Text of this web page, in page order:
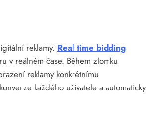
reklamy. Real time bidding
v reálném čase. Během zlomku
reklamy konkrétnímu
každého uživatele a automaticky